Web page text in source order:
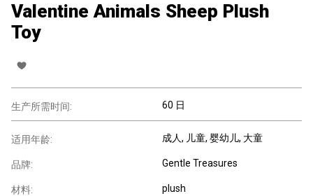
Valentine Animals Sheep Plush
Toy
生产所需时间: 60 日
适用年龄: 成人, 儿童, 婴幼儿, 大童
品牌: Gentle Treasures
材料: plush